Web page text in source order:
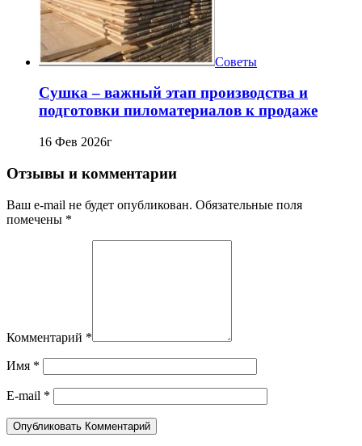
Советы
Сушка – важный этап производства и
подготовки пиломатериалов к продаже
16 Фев 2026г
Отзывы и комментарии
Ваш e-mail не будет опубликован. Обязательные поля
помечены *
Комментарий *
Имя *
E-mail *